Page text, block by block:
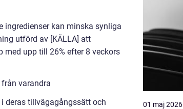
ingredienser kan minska synliga
utförd av [KÄLLA] att
upp till 26% efter 8 veckors
varandra
deras tillvägagångssätt och
01 maj 2026